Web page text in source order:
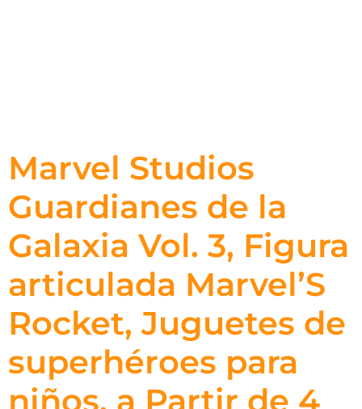
Marvel Studios
Guardianes de la
Galaxia Vol. 3, Figura
articulada Marvel’S
Rocket, Juguetes de
superhéroes para
niños, a Partir de 4